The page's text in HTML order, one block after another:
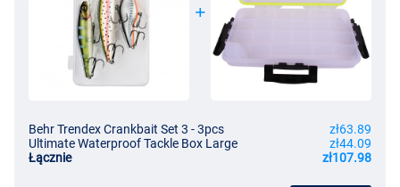
Behr Trendex Crankbait Set 3 - 3pcs
zł63.89
Ultimate Waterproof Tackle Box Large
zł44.09
Łącznie
zł107.98